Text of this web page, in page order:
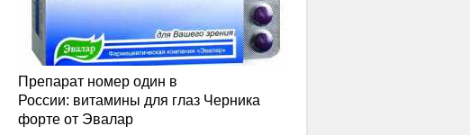
Препарат номер один в
России: витамины для глаз Черника
форте от Эвалар